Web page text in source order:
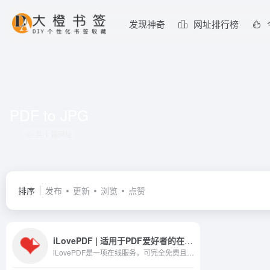
发现神奇 网址排行榜
排序 发布 更新 浏览 点赞
iLovePDF | 适用于PDF爱好者的在线PDF工具